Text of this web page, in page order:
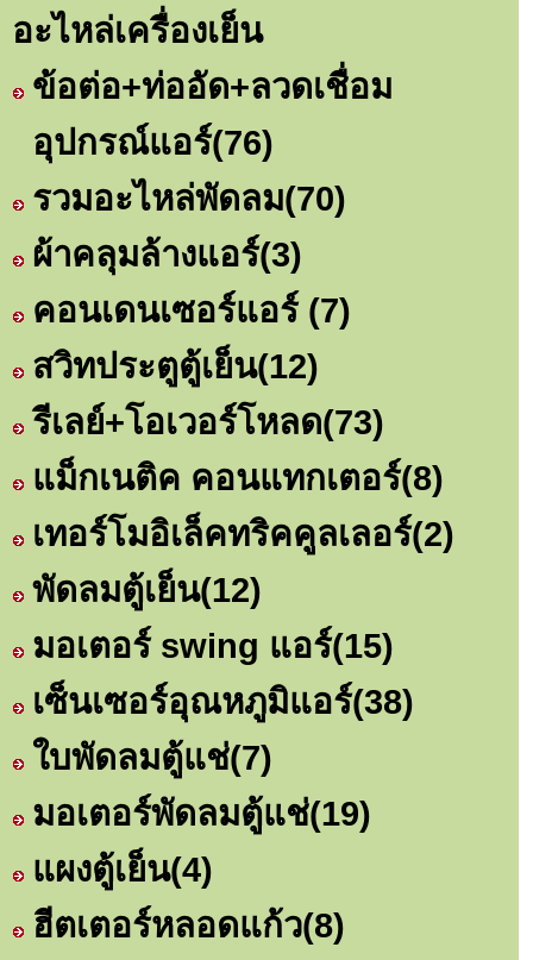
อะไหล่เครื่องเย็น
ข้อต่อ+ท่ออัด+ลวดเชื่อม
อุปกรณ์แอร์(76)
รวมอะไหล่พัดลม(70)
ผ้าคลุมล้างแอร์(3)
คอนเดนเซอร์แอร์ (7)
สวิทประตูตู้เย็น(12)
รีเลย์+โอเวอร์โหลด(73)
แม็กเนติค คอนแทกเตอร์(8)
เทอร์โมอิเล็คทริคคูลเลอร์(2)
พัดลมตู้เย็น(12)
มอเตอร์ swing แอร์(15)
เซ็นเซอร์อุณหภูมิแอร์(38)
ใบพัดลมตู้แช่(7)
มอเตอร์พัดลมตู้แช่(19)
แผงตู้เย็น(4)
ฮีตเตอร์หลอดแก้ว(8)